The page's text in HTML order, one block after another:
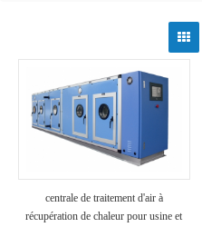
centrale de traitement d'air à
récupération de chaleur pour usine et